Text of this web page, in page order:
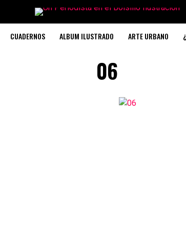
CUADERNOS ALBUM ILUSTRADO ARTE URBANO
06